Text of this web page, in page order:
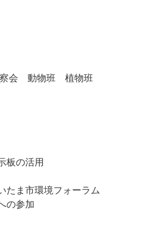
動物班 植物班
の活用
ま市環境フォーラム
参加